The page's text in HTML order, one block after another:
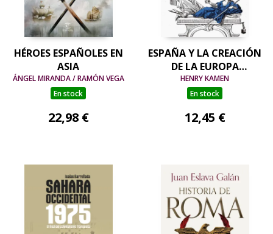
HÉROES ESPAÑOLES EN
ASIA
ÁNGEL MIRANDA / RAMÓN VEGA
En stock
22,98 €
ESPAÑA Y LA CREACIÓN
DE LA EUROPA
MODERNA
HENRY KAMEN
En stock
12,45 €